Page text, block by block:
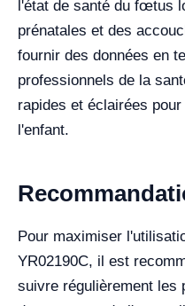
l'état de santé du fœtus
prénatales et des
fournir des données en
professionnels de la
rapides et éclairées
l'enfant.
Pour maximiser
YR02190C, il est
suivre régulièrement les